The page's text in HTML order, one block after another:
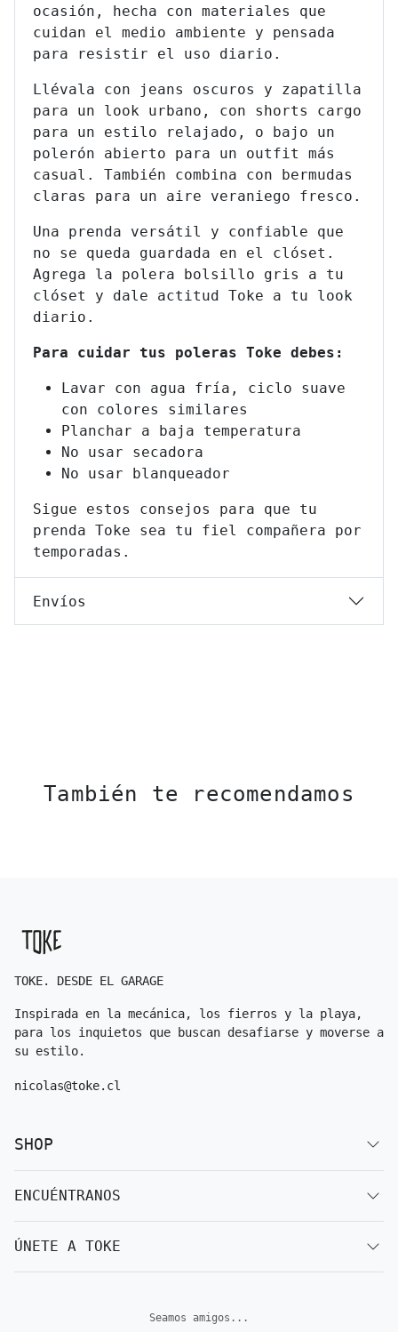
ocasión, hecha con materiales que
cuidan el medio ambiente y pensada
para resistir el uso diario.
Llévala con jeans oscuros y zapatilla
para un look urbano, con shorts cargo
para un estilo relajado, o bajo un
polerón abierto para un outfit más
casual. También combina con bermudas
claras para un aire veraniego fresco.
Una prenda versátil y confiable que
no se queda guardada en el clóset.
Agrega la polera bolsillo gris a tu
clóset y dale actitud Toke a tu look
diario.
Para cuidar tus poleras Toke debes:
Lavar con agua fría, ciclo suave
con colores similares
Planchar a baja temperatura
No usar secadora
No usar blanqueador
Sigue estos consejos para que tu
prenda Toke sea tu fiel compañera por
temporadas.
Envíos
También te recomendamos
TOKE. DESDE EL GARAGE
Inspirada en la mecánica, los fierros y la playa,
para los inquietos que buscan desafiarse y moverse a
su estilo.
nicolas@toke.cl
SHOP
ENCUÉNTRANOS
ÚNETE A TOKE
Seamos amigos...